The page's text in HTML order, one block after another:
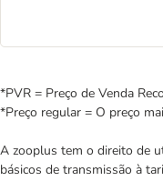
*PVR = Preço de Venda
*Preço regular = O preço
A zooplus tem o direito de
básicos de transmissão à